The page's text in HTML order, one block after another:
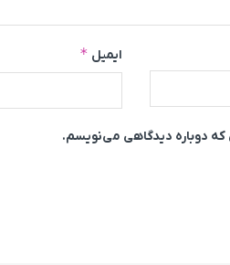
ایمیل *
که دوباره دیدگاهی می‌نویسم.